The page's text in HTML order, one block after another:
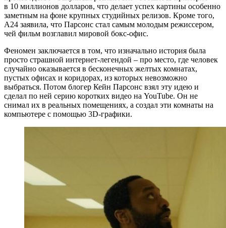
в 10 миллионов долларов, что делает успех картины особенно
заметным на фоне крупных студийных релизов. Кроме того,
A24 заявила, что Парсонс стал самым молодым режиссером,
чей фильм возглавил мировой бокс-офис.
Феномен заключается в том, что изначально история была
просто страшной интернет-легендой – про место, где человек
случайно оказывается в бесконечных желтых комнатах,
пустых офисах и коридорах, из которых невозможно
выбраться. Потом блогер Кейн Парсонс взял эту идею и
сделал по ней серию коротких видео на YouTube. Он не
снимал их в реальных помещениях, а создал эти комнаты на
компьютере с помощью 3D-графики.